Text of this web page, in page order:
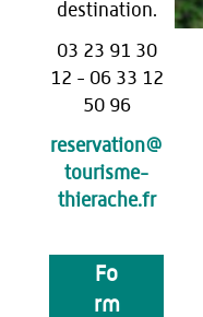
destination.
03 23 91 30
12 - 06 33 12
50 96
reservation@
tourisme-
thierache.fr
Fo
rm